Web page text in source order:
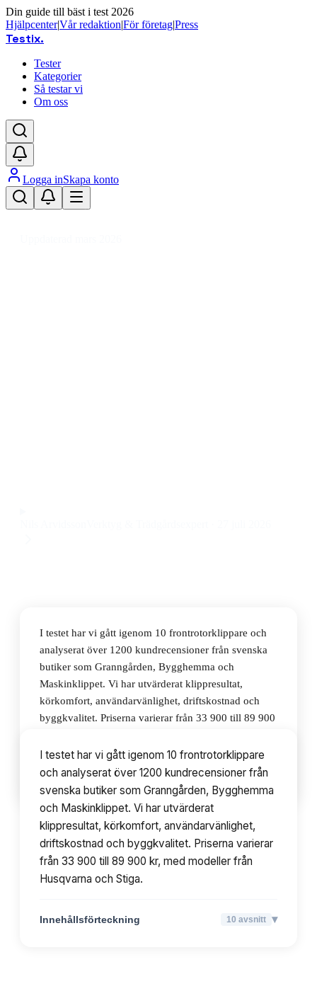
Din guide till bäst i test 2026
Hjälpcenter|Vår redaktion|För företag|Press
Testix.
Tester
Kategorier
Så testar vi
Om oss
Logga inSkapa konto
I testet har vi gått igenom 10 frontrotorklippare och
analyserat över 1200 kundrecensioner från svenska
butiker som Granngården, Bygghemma och
Maskinklippet. Vi har utvärderat klippresultat,
körkomfort, användarvänlighet, driftskostnad och
byggkvalitet. Priserna varierar från 33 900 till 89 900
Innehållsförteckning 10avsnitt
I testet har vi gått igenom 10 frontrotorklippare
och analyserat över 1200 kundrecensioner från
svenska butiker som Granngården, Bygghemma
och Maskinklippet. Vi har utvärderat
klippresultat, körkomfort, användarvänlighet,
driftskostnad och byggkvalitet. Priserna varierar
från 33 900 till 89 900 kr, med modeller från
Husqvarna och Stiga.
Innehållsförteckning 10 avsnitt ▾